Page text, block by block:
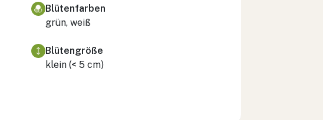
Blütenfarben
grün, weiß
Blütengröße
klein (< 5 cm)